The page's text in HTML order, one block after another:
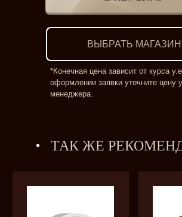
ВЫБРАТЬ МАГАЗИН
*Конечная цена зависит от курса
оформлении заявки уточните цену у
менеджера.
ТАК ЖЕ